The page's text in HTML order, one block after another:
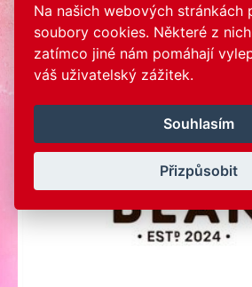
Na našich webových stránkách
soubory cookies. Některé z
zatímco jiné nám pomáhají
váš uživatelský zážitek.
Souhlasím
Přizpůsobit